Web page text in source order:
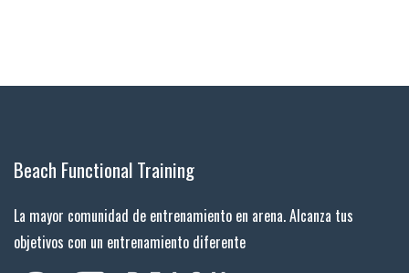
Beach Functional Training
La mayor comunidad de entrenamiento en arena. Alcanza tus
objetivos con un entrenamiento diferente